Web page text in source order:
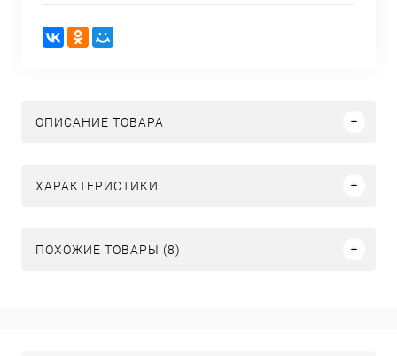
ОПИСАНИЕ ТОВАРА
ХАРАКТЕРИСТИКИ
ПОХОЖИЕ ТОВАРЫ (8)